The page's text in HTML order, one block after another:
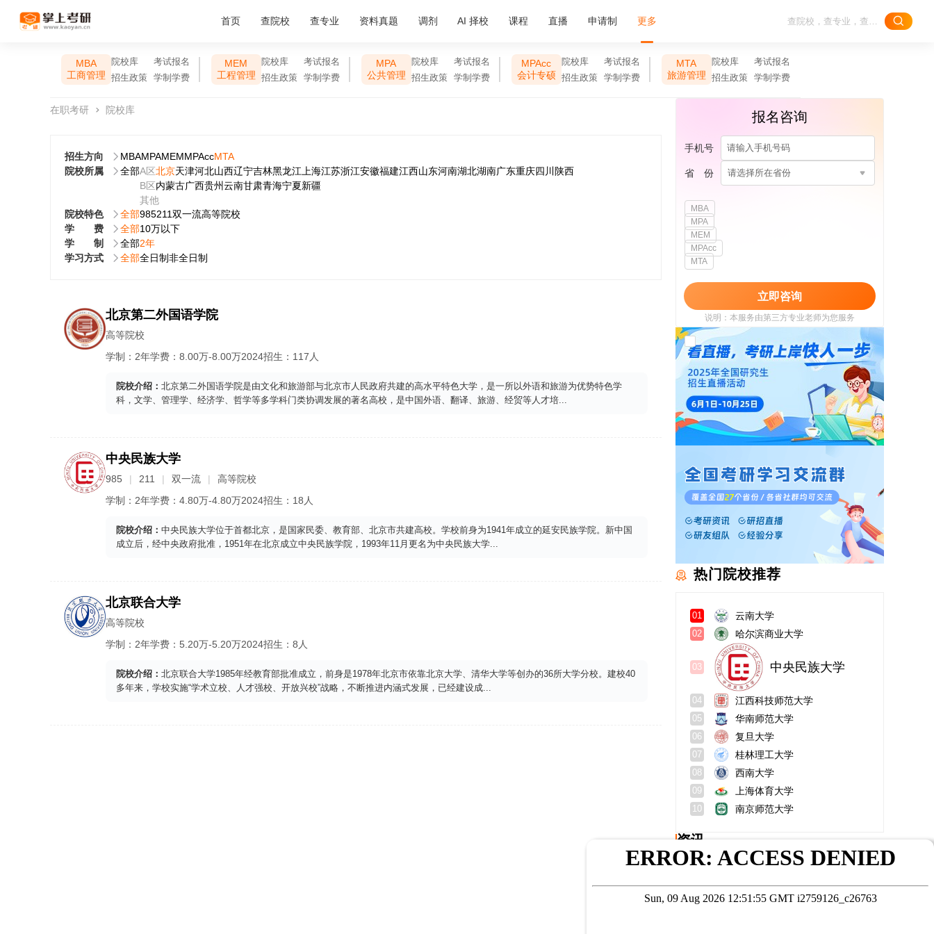
首页 查院校 查专业 资料真题 调剂 AI 择校 课程 直播 申请制 更多
MBA
工商管理
院校库
考试报名
招生政策
学制学费
MEM
工程管理
院校库
考试报名
招生政策
学制学费
MPA
公共管理
院校库
考试报名
招生政策
学制学费
MPAcc
会计专硕
院校库
考试报名
招生政策
学制学费
MTA
旅游管理
院校库
考试报名
招生政策
学制学费
在职考研 院校库
招生方向 MBAMPAMEMMPAccMTA
院校所属
全部A区北京天津河北山西辽宁吉林黑龙江 上海江苏浙江安徽福建江西山东河南湖北湖南广东重庆四川 陕西
B区内蒙古广西贵州云南甘肃青海宁夏新疆
其他
院校特色
全部985211双一流高等院校
学费
全部10万以下
学制
全部2年
学习方式
全部全日制非全日制
北京第二外国语学院
高等院校
学制： 2年学费： 8.00万-8.00万2024招生： 117人
院校介绍： 北京第二外国语学院是由文化和旅游部与北京市人民政府共建的高水平特色大学，是一所以外语和旅游为优势特色学
科，文学、管理学、经济学、哲学等多学科门类协调发展的著名高校，是中国外语、翻译、旅游、经贸等人才培...
中央民族大学
985 211 双一流
高等院校
学制： 2年学费： 4.80万-4.80万2024招生： 18人
院校介绍： 中央民族大学位于首都北京，是国家民委、教育部、北京市共建高校。学校前身为1941年成立的延安民族学院。新中国
成立后，经中央政府批准，1951年在北京成立中央民族学院，1993年11月更名为中央民族大学...
北京联合大学
高等院校
学制： 2年学费： 5.20万-5.20万2024招生： 8人
院校介绍： 北京联合大学1985年经教育部批准成立，前身是1978年北京市依靠北京大学、清华大学等创办的36所大学分校。建校40
多年来，学校实施“学术立校、人才强校、开放兴校”战略，不断推进内涵式发展，已经建设成...
报名咨询
手机号
省 份 请选择所在省份
MBA
MPA
MEM
MPAcc
MTA
立即咨询
说明：本服务由第三方专业老师为您服务
我已阅读并同意 《用户政策》
《用户服务
使用协议》
热门院校推荐
01 云南大学
02 哈尔滨商业大学
中央民族大学
05 华南师范大学
06 复旦大学
07 桂林理工大学
08 西南大学
09 上海体育大学
10 南京师范大学
资讯
南京医科大学研究生宿舍怎么样？是211吗？
北师大mpa怎么样？好考吗？